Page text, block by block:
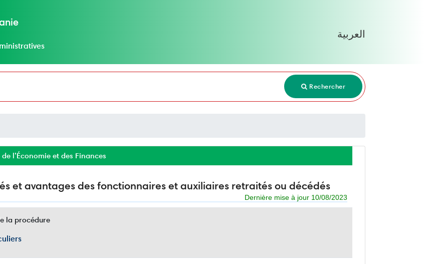
العربية
Rechercher
l’Économie et des Finances
et avantages des fonctionnaires et auxiliaires retraités ou décédés
Dernière mise à jour 10/08/2023
la procédure